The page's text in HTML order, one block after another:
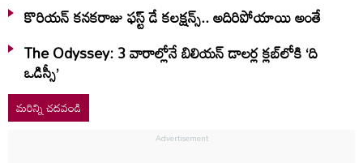
కొరియన్ కనకరాజు ఫస్ట్ డే కలక్షన్స్.. అదిరిపోయాయి అంతే
The Odyssey: 3 వారాల్లోనే బిలియన్‌ డాలర్ల క్లబ్‌లోకి ‘ది
ఒడిస్సీ’
మరిన్ని చదవండి